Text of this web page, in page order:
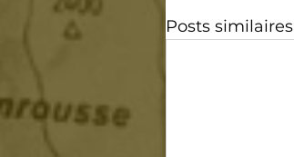
Posts similaires